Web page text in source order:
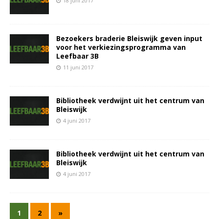
Bezoekers braderie Bleiswijk geven input
voor het verkiezingsprogramma van
Leefbaar 3B
11 juni 2017
Bibliotheek verdwijnt uit het centrum van
Bleiswijk
4 juni 2017
Bibliotheek verdwijnt uit het centrum van
Bleiswijk
4 juni 2017
1 2 »